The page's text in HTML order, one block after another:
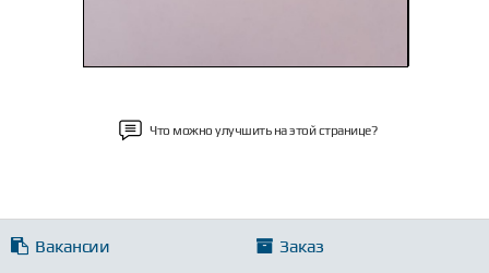
Что можно улучшить на этой странице?
Вакансии Заказ